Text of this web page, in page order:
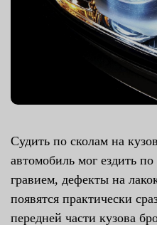
Судить по сколам на
автомобиль мог ездить
гравием, дефекты на
появятся практически
передней части кузова